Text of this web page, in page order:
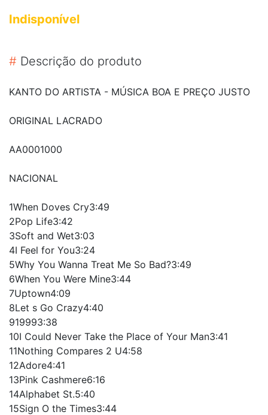
Indisponível
# Descrição do produto
KANTO DO ARTISTA - MÚSICA BOA E PREÇO JUSTO
ORIGINAL LACRADO
AA0001000
NACIONAL
1When Doves Cry3:49
2Pop Life3:42
3Soft and Wet3:03
4I Feel for You3:24
5Why You Wanna Treat Me So Bad?3:49
6When You Were Mine3:44
7Uptown4:09
8Let s Go Crazy4:40
919993:38
10I Could Never Take the Place of Your Man3:41
11Nothing Compares 2 U4:58
12Adore4:41
13Pink Cashmere6:16
14Alphabet St.5:40
15Sign O the Times3:44